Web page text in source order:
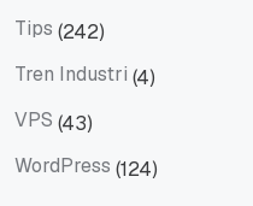
Tips (242)
Tren Industri (4)
VPS (43)
WordPress (124)